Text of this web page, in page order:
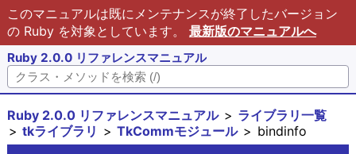
このマニュアルは既にメンテナンスが終了したバージョン
の Ruby を対象としています。 最新版のマニュアルへ
Ruby 2.0.0 リファレンスマニュアル
Ruby 2.0.0 リファレンスマニュアル
ライブラリ一覧
tkライブラリ
TkCommモジュール bindinfo